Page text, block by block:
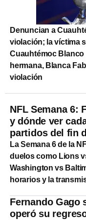
Denuncian a
violación; la víctima
Cuauhtémoc
hermana, Blanca
violación
NFL Semana 6:
y dónde ver
partidos del fin
La Semana 6 de la
duelos como Lions
Washington vs
horarios y la
Fernando Gago
operó su